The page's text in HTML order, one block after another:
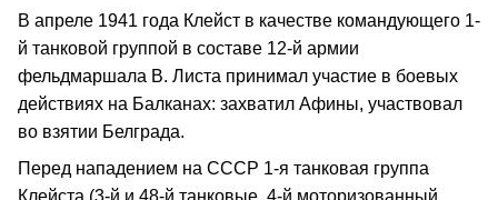
В апреле 1941 года Клейст в качестве командующего 1-
й танковой группой в составе 12-й армии
фельдмаршала В. Листа принимал участие в боевых
действиях на Балканах: захватил Афины, участвовал
во взятии Белграда.
Перед нападением на СССР 1-я танковая группа
Клейста (3-й и 48-й танковые, 4-й моторизованный